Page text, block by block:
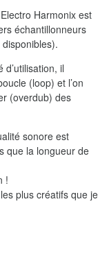
Harmonix est
échantillonneurs
d’utilisation, il
(loop) et l’on
(overdub) des
sonore est
que la longueur de
!
plus créatifs que je